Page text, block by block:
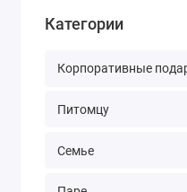
Категории
Корпоративные
Питомцу
Семье